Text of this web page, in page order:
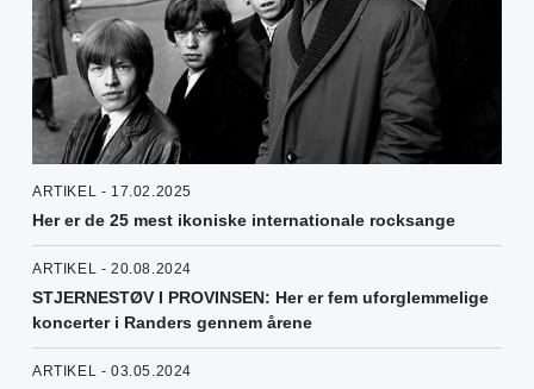
ARTIKEL - 17.02.2025
Her er de 25 mest ikoniske internationale rocksange
ARTIKEL - 20.08.2024
STJERNESTØV I PROVINSEN: Her er fem uforglemmelige
koncerter i Randers gennem årene
ARTIKEL - 03.05.2024